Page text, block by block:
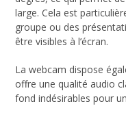
large. Cela est
groupe ou des
être visibles à l’écran.
La webcam dispose
offre une qualité audio
fond indésirables pour